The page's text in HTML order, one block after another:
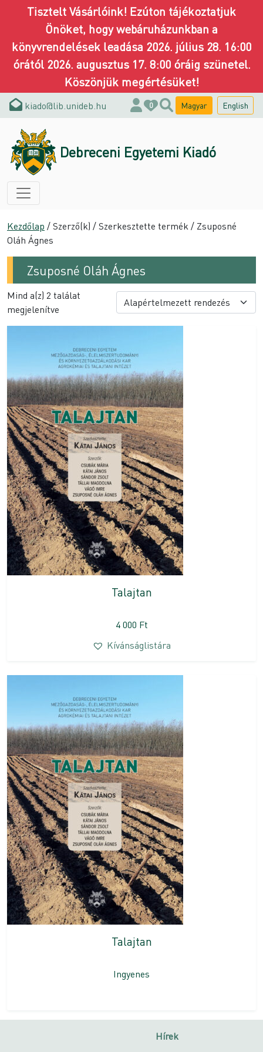
Tisztelt Vásárlóink! Ezúton tájékoztatjuk
Önöket, hogy webáruházunkban a
könyvrendelések leadása 2026. július 28. 16:00
órától 2026. augusztus 17. 8:00 óráig szünetel.
Köszönjük megértésüket!
kiado@lib.unideb.hu 0 Magyar English
Debreceni Egyetemi Kiadó
Kezdőlap / Szerző(k) / Szerkesztette termék / Zsuposné
Oláh Ágnes
Zsuposné Oláh Ágnes
Mind a(z) 2 találat
megjelenítve
Talajtan
4 000 Ft
Kívánságlistára
Talajtan
Ingyenes
Hírek